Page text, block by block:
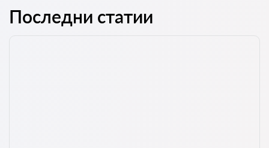
Последни статии